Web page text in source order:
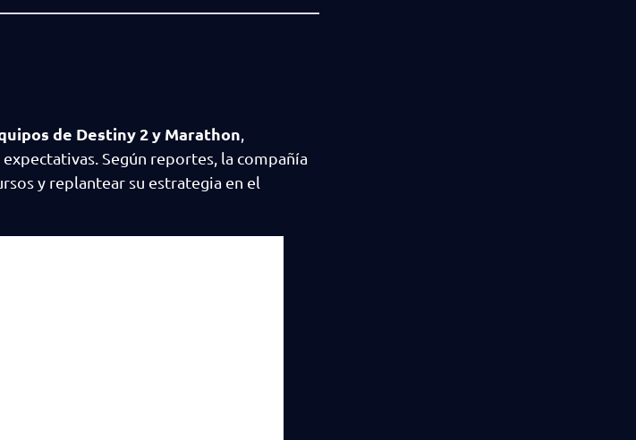
de Destiny 2 y Marathon
Según reportes, la compañía
y replantear su estrategia en el